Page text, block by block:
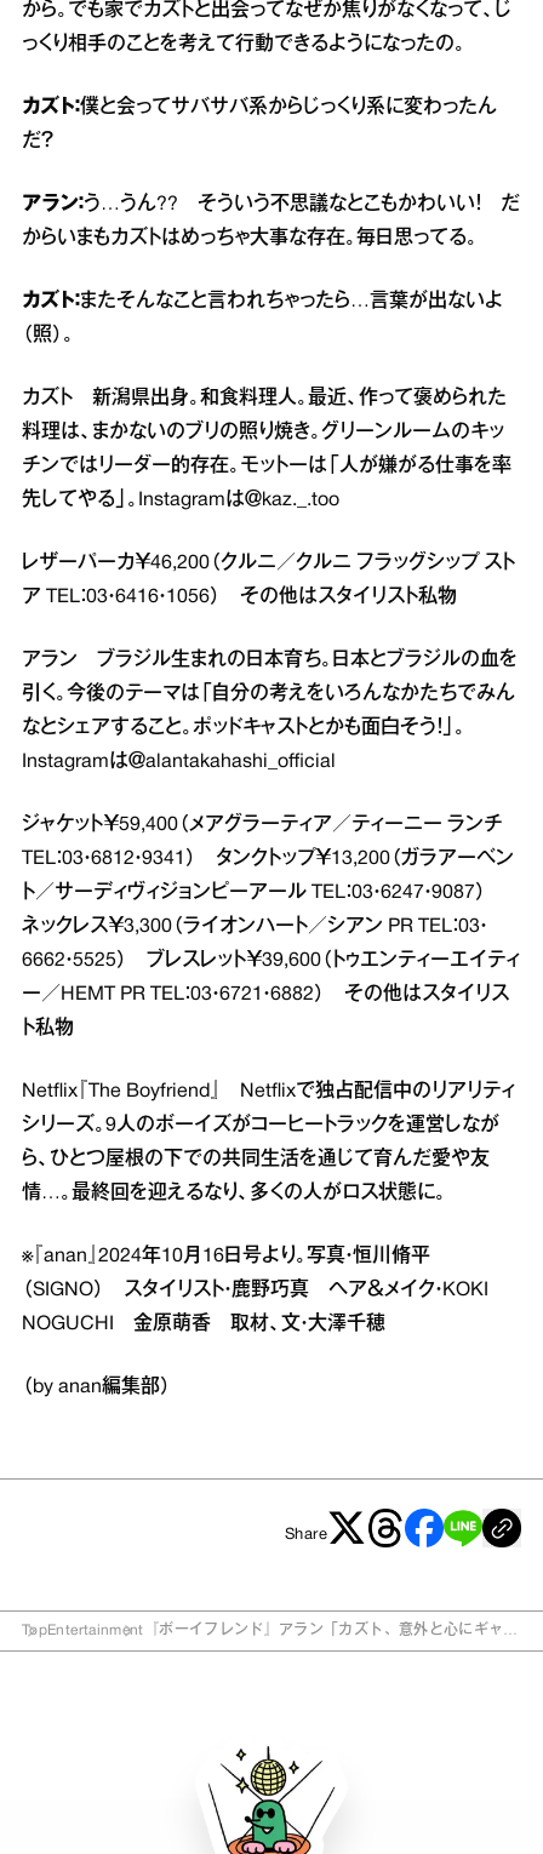
から。でも家でカズトと出会ってなぜか焦りがなくなって、じ
っくり相手のことを考えて行動できるようになったの。
カズト：僕と会ってサバサバ系からじっくり系に変わったん
だ？
アラン：う…うん?? そういう不思議なとこもかわいい！ だ
からいまもカズトはめっちゃ大事な存在。毎日思ってる。
カズト：またそんなこと言われちゃったら…言葉が出ないよ
（照）。
カズト 新潟県出身。和食料理人。最近、作って褒められた
料理は、まかないのブリの照り焼き。グリーンルームのキッ
チンではリーダー的存在。モットーは「人が嫌がる仕事を率
先してやる」。Instagramは＠kaz._.too
レザーパーカ￥46,200（クルニ／クルニ フラッグシップ スト
ア TEL：03・6416・1056） その他はスタイリスト私物
アラン ブラジル生まれの日本育ち。日本とブラジルの血を
引く。今後のテーマは「自分の考えをいろんなかたちでみん
なとシェアすること。ポッドキャストとかも面白そう！」。
Instagramは＠alantakahashi_official
ジャケット￥59,400（メアグラーティア／ティーニー ランチ
TEL：03・6812・9341） タンクトップ￥13,200（ガラアーベン
ト／サーディヴィジョンピーアール TEL：03・6247・9087）
ネックレス￥3,300（ライオンハート／シアン PR TEL：03・
6662・5525） ブレスレット￥39,600（トゥエンティーエイティ
ー／HEMT PR TEL：03・6721・6882） その他はスタイリス
ト私物
Netflix『The Boyfriend』 Netflixで独占配信中のリアリティ
シリーズ。9人のボーイズがコーヒートラックを運営しなが
ら、ひとつ屋根の下での共同生活を通じて育んだ愛や友
情…。最終回を迎えるなり、多くの人がロス状態に。
※『anan』2024年10月16日号より。写真・恒川脩平
（SIGNO） スタイリスト・鹿野巧真 ヘア＆メイク・KOKI
NOGUCHI 金原萌香 取材、文・大澤千穂
（by anan編集部）
Share
TopEntertainment 『ボーイフレンド』アラン「カズト、意外と心にギャル